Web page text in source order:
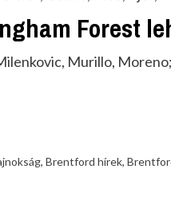
Forest
Murillo,
, Brentford hírek,